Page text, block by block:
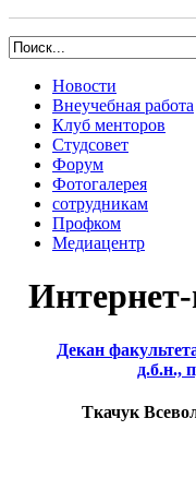
Новости
Внеучебная работа
Клуб менторов
Студсовет
Форум
Фотогалерея
сотрудникам
Профком
Медиацентр
Декан
д.б.н.,
Ткачук